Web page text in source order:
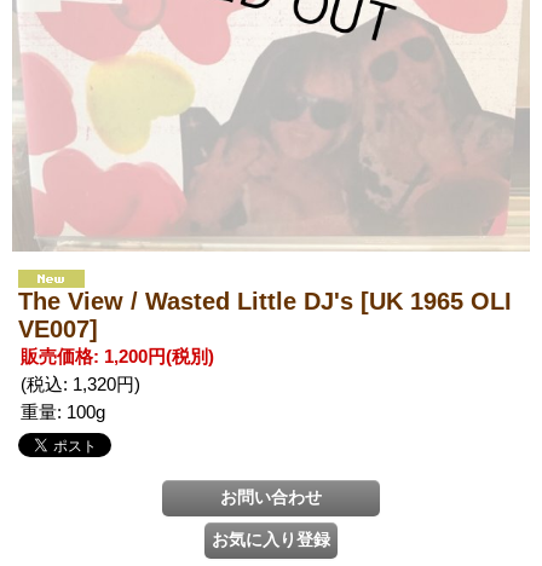
The View / Wasted Little DJ's [UK 1965 OLI
VE007]
販売価格: 1,200円(税別)
(税込: 1,320円)
重量: 100g